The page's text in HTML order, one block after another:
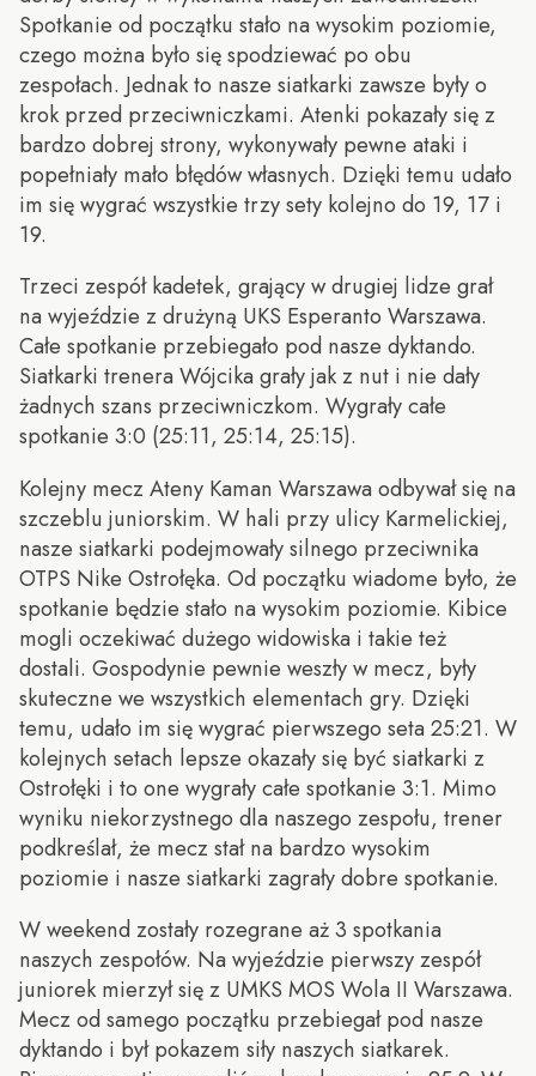
Spotkanie od początku stało na wysokim poziomie,
czego można było się spodziewać po obu
zespołach. Jednak to nasze siatkarki zawsze były o
krok przed przeciwniczkami. Atenki pokazały się z
bardzo dobrej strony, wykonywały pewne ataki i
popełniały mało błędów własnych. Dzięki temu udało
im się wygrać wszystkie trzy sety kolejno do 19, 17 i
19.
Trzeci zespół kadetek, grający w drugiej lidze grał
na wyjeździe z drużyną UKS Esperanto Warszawa.
Całe spotkanie przebiegało pod nasze dyktando.
Siatkarki trenera Wójcika grały jak z nut i nie dały
żadnych szans przeciwniczkom. Wygrały całe
spotkanie 3:0 (25:11, 25:14, 25:15).
Kolejny mecz Ateny Kaman Warszawa odbywał się na
szczeblu juniorskim. W hali przy ulicy Karmelickiej,
nasze siatkarki podejmowały silnego przeciwnika
OTPS Nike Ostrołęka. Od początku wiadome było, że
spotkanie będzie stało na wysokim poziomie. Kibice
mogli oczekiwać dużego widowiska i takie też
dostali. Gospodynie pewnie weszły w mecz, były
skuteczne we wszystkich elementach gry. Dzięki
temu, udało im się wygrać pierwszego seta 25:21. W
kolejnych setach lepsze okazały się być siatkarki z
Ostrołęki i to one wygrały całe spotkanie 3:1. Mimo
wyniku niekorzystnego dla naszego zespołu, trener
podkreślał, że mecz stał na bardzo wysokim
poziomie i nasze siatkarki zagrały dobre spotkanie.
W weekend zostały rozegrane aż 3 spotkania
naszych zespołów. Na wyjeździe pierwszy zespół
juniorek mierzył się z UMKS MOS Wola II Warszawa.
Mecz od samego początku przebiegał pod nasze
dyktando i był pokazem siły naszych siatkarek.